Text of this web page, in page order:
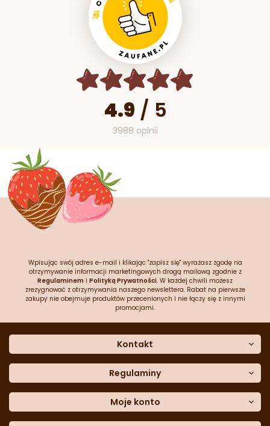
4.9 / 5
3988 opinii
Wpisując swój adres e-mail i klikając "zapisz się" wyrażasz zgodę na
otrzymywanie informacji marketingowych drogą mailową zgodnie z
Regulaminem i Polityką Prywatności. W każdej chwili możesz
zrezygnować z otrzymywania naszego newslettera. Rabat na pierwsze
zakupy nie obejmuje produktów przecenionych i nie łączy się z innymi
promocjami.
Kontakt
Dane kontaktowe
Często zadawane pytania
Sklep stacjonarny
Formularz kontaktowy
Regulaminy
Polityka prywatności
Polityka cookies
Moje konto